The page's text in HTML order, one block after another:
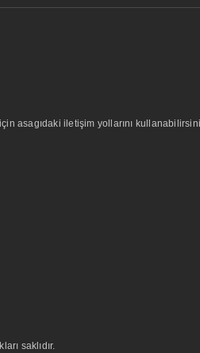
asagıdaki iletişim yollarını
saklıdır.